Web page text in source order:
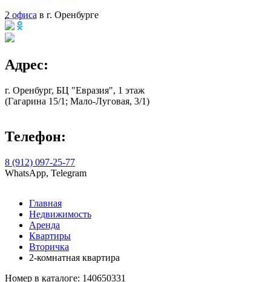
2 офиса в г. Оренбурге
Адрес:
г. Оренбург, БЦ "Евразия", 1 этаж
(Гагарина 15/1; Мало-Луговая, 3/1)
Телефон:
8 (912) 097-25-77
WhatsApp, Telegram
Главная
Недвижимость
Аренда
Квартиры
Вторичка
2-комнатная квартира
Номер в каталоге: 140650331